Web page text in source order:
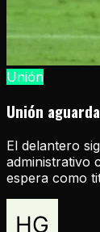
Unión
Unión
El delantero
administrativo
espera como